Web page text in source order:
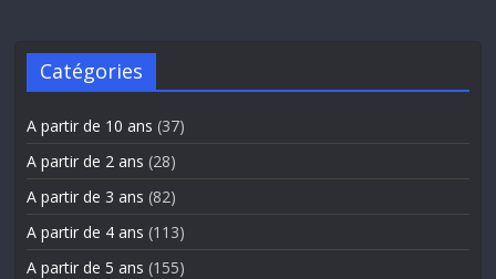
Catégories
A partir de 10 ans (37)
A partir de 2 ans (28)
A partir de 3 ans (82)
A partir de 4 ans (113)
A partir de 5 ans (155)